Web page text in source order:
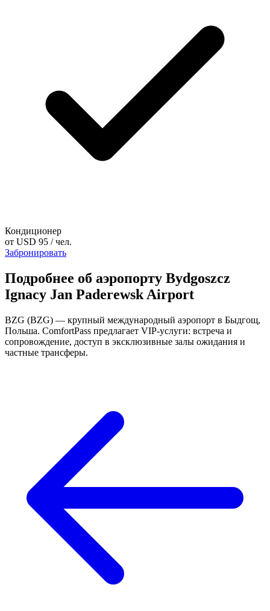
Кондиционер
от USD 95 / чел.
Забронировать
Подробнее об аэропорту Bydgoszcz
Ignacy Jan Paderewsk Airport
BZG (BZG) — крупный международный аэропорт в Быдгощ,
Польша. ComfortPass предлагает VIP-услуги: встреча и
сопровождение, доступ в эксклюзивные залы ожидания и
частные трансферы.